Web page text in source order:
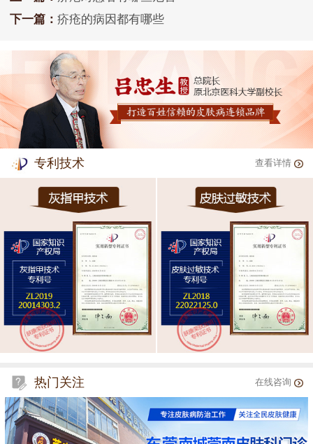
下一篇： 疥疮的病因都有哪些
专利技术 查看详情
热门关注 在线咨询